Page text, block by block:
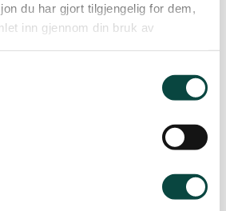
du har gjort tilgjengelig for dem,
inn gjennom din bruk av
lykke til
kan leder Kjersti Finholt i
i Ålesund og omegn kontaktes